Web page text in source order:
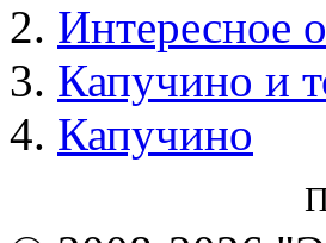
Интересное
Капучино и
Капучино